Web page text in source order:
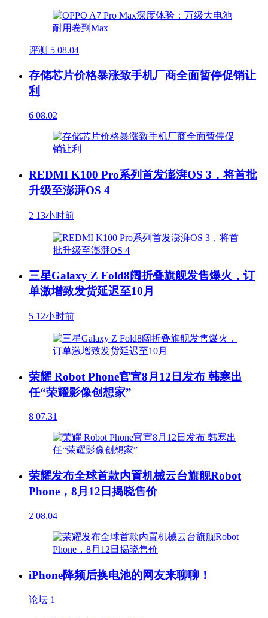
评测 5 08.04
存储芯片价格暴涨致手机厂商全面暂停促销让
利
6 08.02
REDMI K100 Pro系列首发澎湃OS 3，将首批
升级至澎湃OS 4
2 13小时前
三星Galaxy Z Fold8阔折叠旗舰发售爆火，订
单激增致发货延迟至10月
5 12小时前
荣耀 Robot Phone官宣8月12日发布 韩寒出
任“荣耀影像创想家”
8 07.31
荣耀发布全球首款内置机械云台旗舰Robot
Phone，8月12日揭晓售价
2 08.04
iPhone降频后换电池的网友来聊聊！
论坛 1